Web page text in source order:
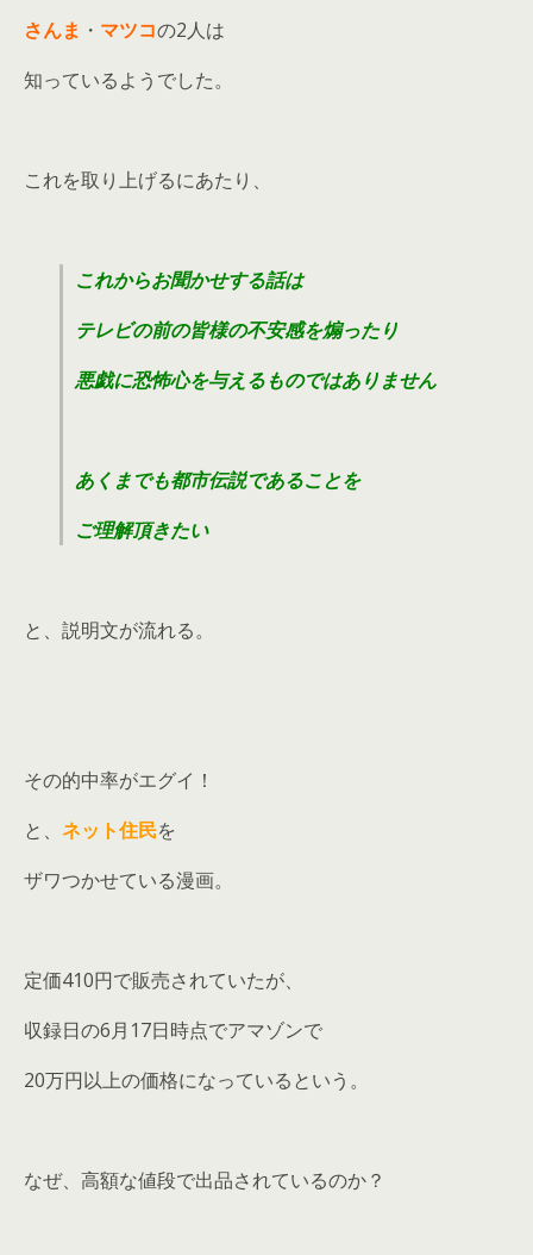
さんま ・ マツコの2人は
知っているようでした。
これを取り上げるにあたり、
これからお聞かせする話は
テレビの前の皆様の不安感を煽ったり
悪戯に恐怖心を与えるものではありません
あくまでも都市伝説であることを
ご理解頂きたい
と、説明文が流れる。
その的中率がエグイ！
と、 ネット住民を
ザワつかせている漫画。
定価410円で販売されていたが、
収録日の6月17日時点でアマゾンで
20万円以上の価格になっているという。
なぜ、高額な値段で出品されているのか？